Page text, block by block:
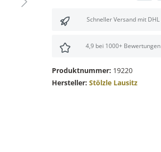
Schneller Versand mit DHL
4,9 bei 1000+ Bewertungen
Produktnummer: 19220
Hersteller: Stölzle Lausitz